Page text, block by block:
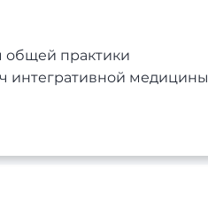
общей практики
интегративной медицины